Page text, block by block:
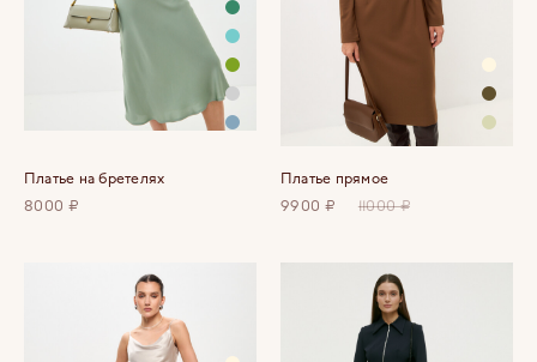
Платье на бретелях
8000 ₽
Платье прямое
9900 ₽
11000 ₽